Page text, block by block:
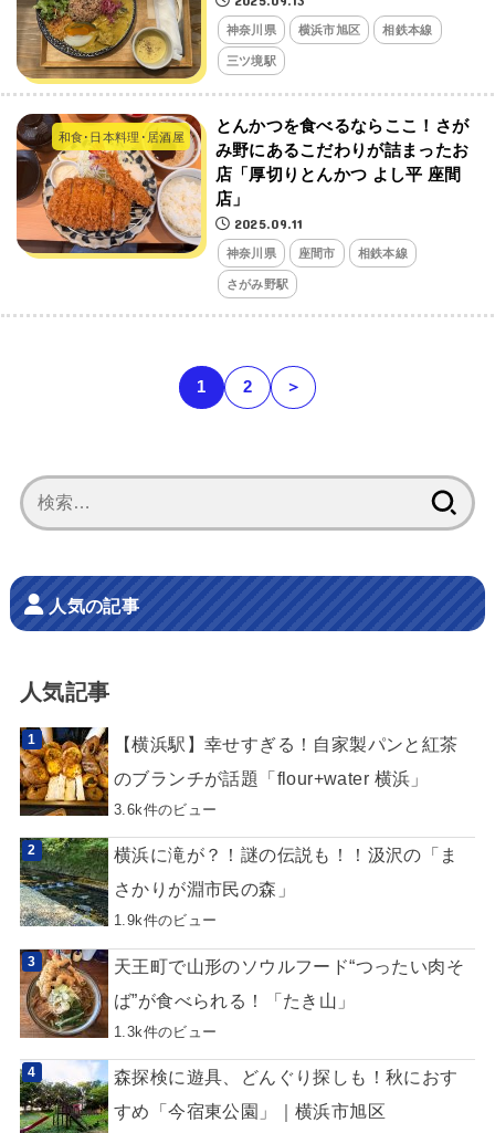
神奈川県 横浜市旭区 相鉄本線
三ツ境駅
和食･日本料理･居酒屋
とんかつを食べるならここ！さが
み野にあるこだわりが詰まったお
店「厚切りとんかつ よし平 座間
店」
2025.09.11
神奈川県 座間市 相鉄本線
さがみ野駅
1 2 ＞
索:
人気の記事
人気記事
【横浜駅】幸せすぎる！自家製パンと紅茶
のブランチが話題「flour+water 横浜」
3.6k件のビュー
横浜に滝が？！謎の伝説も！！汲沢の「ま
さかりが淵市民の森」
1.9k件のビュー
天王町で山形のソウルフード“つったい肉そ
ば”が食べられる！「たき山」
1.3k件のビュー
森探検に遊具、どんぐり探しも！秋におす
すめ「今宿東公園」｜横浜市旭区